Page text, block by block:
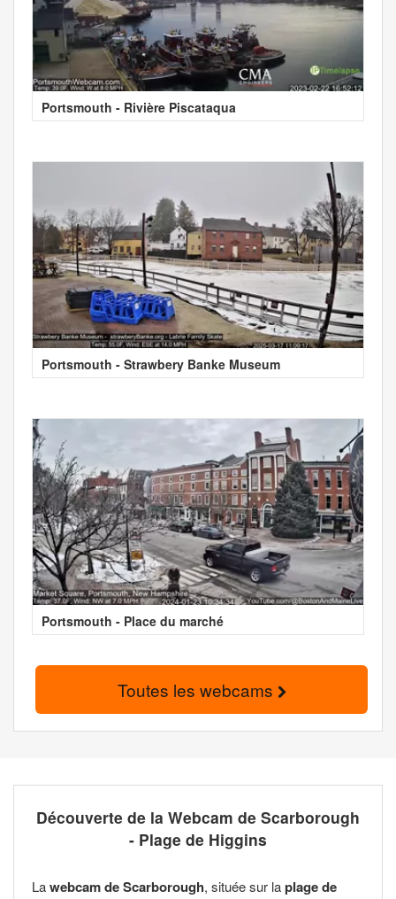
Portsmouth - Rivière Piscataqua
Portsmouth - Strawbery Banke Museum
Portsmouth - Place du marché
Toutes les webcams
Découverte de la Webcam de Scarborough
- Plage de Higgins
Lawebcam de Scarborough, située sur laplage de